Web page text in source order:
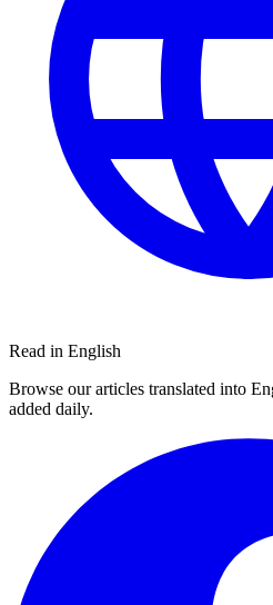
Read in English
Browse our articles translated into
added daily.